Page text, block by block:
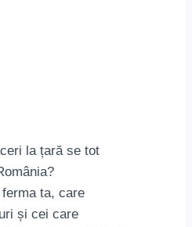
la țară se tot
ta, care
și cei care